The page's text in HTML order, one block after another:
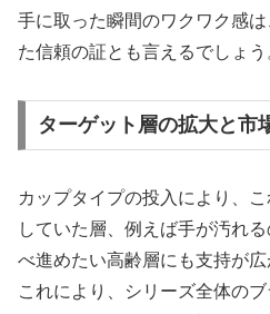
手に取った瞬間のワクワク感
た信頼の証とも言えるでしょう
ターゲット層の拡大と市
カップタイプの投入により、
していた層、例えば手が汚れ
べ進めたい高齢層にも支持が広
これにより、シリーズ全体の